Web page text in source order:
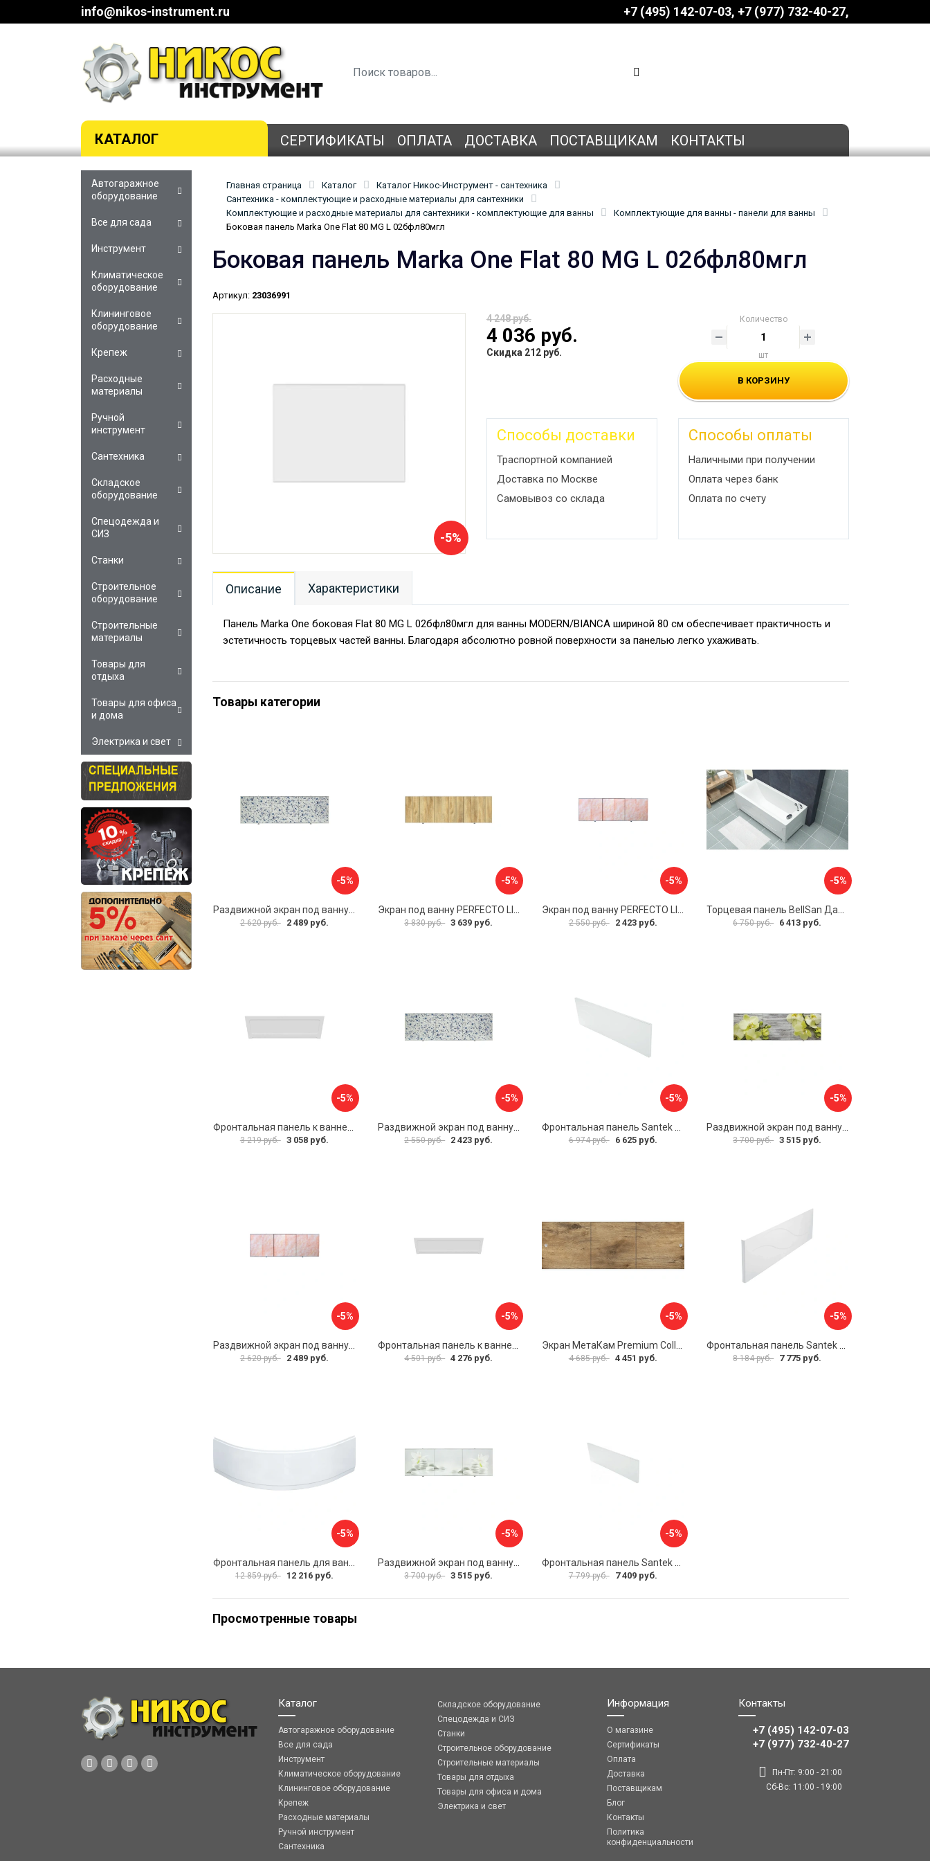
info@nikos-instrument.ru +7 (495) 142-07-03 ‎‎+7 (977) 732-40-27
КАТАЛОГ СЕРТИФИКАТЫ ОПЛАТА ДОСТАВКА ПОСТАВЩИКАМ КОНТАКТЫ
Главная страница Каталог
Каталог Никос-Инструмент - сантехника
Сантехника - комплектующие и расходные материалы для сантехники
Комплектующие и расходные материалы для сантехники - комплектующие для ванны
Комплектующие для ванны - панели для ванны
Боковая панель Marka One Flat 80 MG L 02бфл80мгл
Боковая панель Marka One Flat 80 MG L 02бфл80мгл
Артикул: 23036991
-5%
4 248 руб.
4 036 руб.
Скидка 212 руб.
Количество
шт
В КОРЗИНУ
Способы доставки
Траспортной компанией
Доставка по Москве
Самовывоз со склада
Способы оплаты
Наличными при получении
Оплата через банк
Оплата по счету
Описание Характеристики
Панель Marka One боковая Flat 80 MG L 02бфл80мгл для ванны MODERN/BIANCA шириной 80 см обеспечивает практичность и
эстетичность торцевых частей ванны. Благодаря абсолютно ровной поверхности за панелью легко ухаживать.
Товары категории
-5%
2 620 руб. 2 489 руб.
-5%
3 830 руб. 3 639 руб.
-5%
2 550 руб. 2 423 руб.
-5%
6 750 руб. 6 413 руб.
-5%
Фронтальная панель к ванне Мия Aquatek 00000089315
3 219 руб. 3 058 руб.
-5%
Раздвижной экран под ванну PERFECTO LINEA 36-001511
2 550 руб. 2 423 руб.
-5%
Фронтальная панель Santek 1.WH30.2.498 00000067322
6 974 руб. 6 625 руб.
-5%
Раздвижной экран под ванну PERFECTO LINEA 36-031509
3 700 руб. 3 515 руб.
-5%
2 620 руб. 2 489 руб.
-5%
4 501 руб. 4 276 руб.
-5%
4 685 руб. 4 451 руб.
-5%
8 184 руб. 7 775 руб.
-5%
12 859 руб. 12 216 руб.
-5%
Раздвижной экран под ванну PERFECTO LINEA 36-031508
3 700 руб. 3 515 руб.
-5%
7 799 руб. 7 409 руб.
Просмотренные товары
Автогаражное
оборудование
Все для сада
Инструмент
Климатическое
оборудование
Клининговое
оборудование
Крепеж
Расходные
материалы
Ручной
инструмент
Сантехника
Складское
оборудование
Спецодежда и
СИЗ
Станки
Строительное
оборудование
Строительные
материалы
Товары для
отдыха
Товары для офиса
и дома
Электрика и свет
Каталог
Автогаражное оборудование
Все для сада
Инструмент
Климатическое оборудование
Клининговое оборудование
Крепеж
Расходные материалы
Ручной инструмент
Сантехника
Складское оборудование
Спецодежда и СИЗ
Станки
Строительное оборудование
Строительные материалы
Товары для отдыха
Товары для офиса и дома
Электрика и свет
Информация
О магазине
Сертификаты
Оплата
Доставка
Поставщикам
Блог
Контакты
Политика
конфиденциальности
Контакты
+7 (495) 142-07-03
‎‎+7 (977) 732-40-27
Пн-Пт: 9:00 - 21:00
Сб-Вс: 11:00 - 19:00